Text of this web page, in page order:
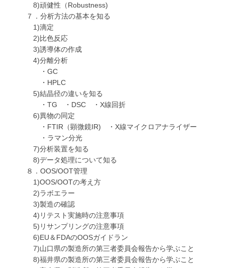
8)頑健性（Robustness)
７．分析方法の基本を知る
1)滴定
2)比色反応
3)誘導体の作成
4)分離分析
・GC
・HPLC
5)結晶径の違いを知る
・TG ・DSC ・X線回折
6)異物の同定
・FTIR（顕微鏡IR) ・X線マイクロアナライザー
・ラマン分光
7)分析装置を知る
8)データ処理について知る
８．OOS/OOT管理
1)OOS/OOTの考え方
2)ラボエラー
3)製造の確認
4)リテスト実施時の注意事項
5)リサンプリングの注意事項
6)EU＆FDAのOOSガイドラン
7)山口県の製造所の第三者委員会報告から学ぶこと
8)福井県の製造所の第三者委員会報告から学ぶこと